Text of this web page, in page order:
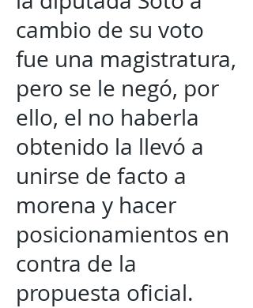
cambio de su voto
fue una magistratura,
pero se le negó, por
ello, el no haberla
obtenido la llevó a
unirse de facto a
morena y hacer
posicionamientos en
contra de la
propuesta oficial.